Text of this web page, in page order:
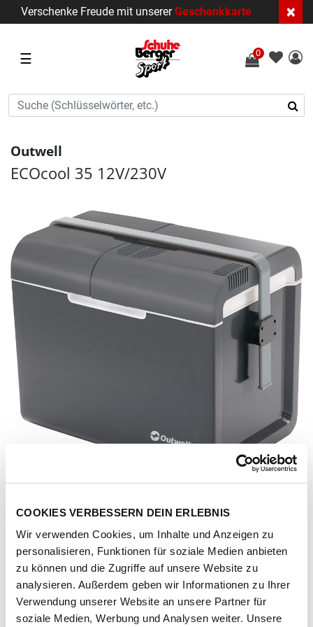
COOKIES VERBESSERN DEIN ERLEBNIS
Wir verwenden Cookies, um Inhalte und Anzeigen zu
personalisieren, Funktionen für soziale Medien anbieten
zu können und die Zugriffe auf unsere Website zu
analysieren. Außerdem geben wir Informationen zu Ihrer
Verwendung unserer Website an unsere Partner für
soziale Medien, Werbung und Analysen weiter. Unsere
Verschenke Freude mit unsererGeschenkkarte ×
☰ 0
Outwell
ECOcool 35 12V/230V
Artikel-Nr.207709-1031-1001